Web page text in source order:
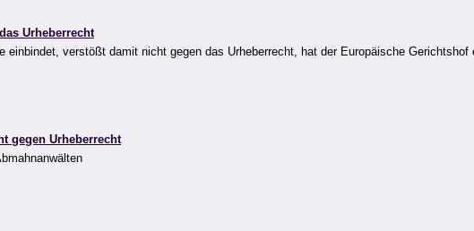
Urheberrecht
einbindet, verstößt damit nicht gegen das Urheberrecht, hat der Europäische Gerichtshof
gegen Urheberrecht